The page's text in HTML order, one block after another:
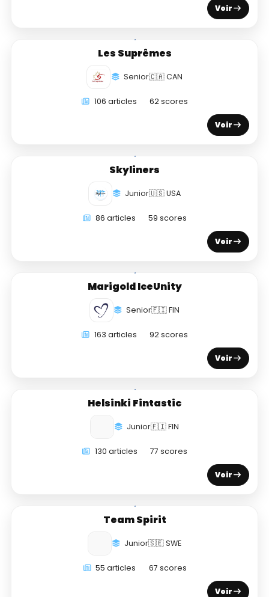
Voir
Les Suprêmes
Senior🇨🇦 CAN
106 articles 62 scores
Voir
Skyliners
Junior🇺🇸 USA
86 articles 59 scores
Voir
Marigold IceUnity
Senior🇫🇮 FIN
163 articles 92 scores
Voir
Helsinki Fintastic
Junior🇫🇮 FIN
130 articles 77 scores
Voir
Team Spirit
Junior🇸🇪 SWE
55 articles 67 scores
Voir